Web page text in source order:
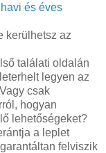
és éves
kerülhetsz az
találati oldalán
legyen az
csak
hogyan
lehetőségeket?
a leplet
felviszik